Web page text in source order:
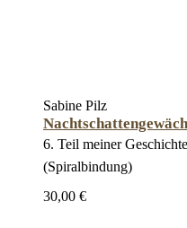
Sabine Pilz
6. Teil meiner Geschichte
(Spiralbindung)
30,00 €